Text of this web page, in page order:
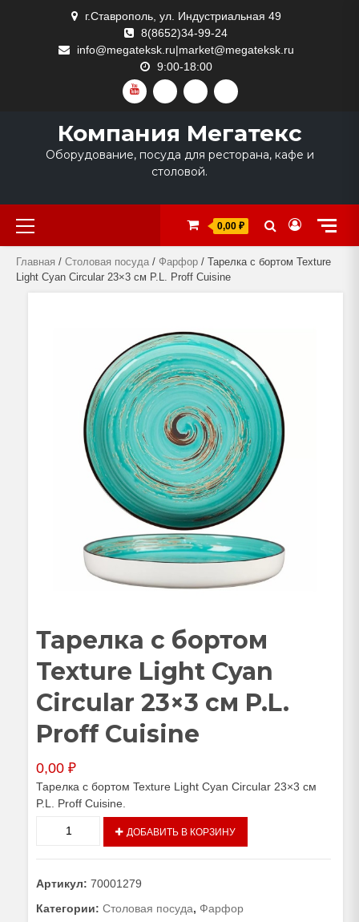
г.Ставрополь, ул. Индустриальная 49
8(8652)34-99-24
info@megateksk.ru|market@megateksk.ru
9:00-18:00
YOUTUBEVKVIDEORUTUBEDZEN
Компания Мегатекс
Оборудование, посуда для ресторана, кафе и
столовой.
Primary
Menu
0,00 ₽
Главная / Столовая посуда / Фарфор / Тарелка с бортом Texture
Light Cyan Circular 23×3 см P.L. Proff Cuisine
Тарелка с бортом
Texture Light Cyan
Circular 23×3 см P.L.
Proff Cuisine
0,00 ₽
Тарелка с бортом Texture Light Cyan Circular 23×3 см
P.L. Proff Cuisine.
Тарелка
бортом
Texture
ДОБАВИТЬ В КОРЗИНУ
Артикул: 70001279
Категории: Столовая посуда, Фарфор